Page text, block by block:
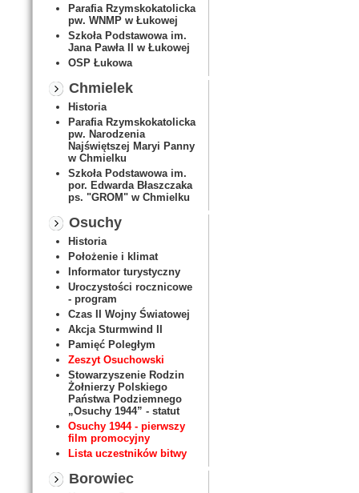
Parafia Rzymskokatolicka
pw. WNMP w Łukowej
Szkoła Podstawowa im.
Jana Pawła II w Łukowej
OSP Łukowa
Chmielek
Historia
Parafia Rzymskokatolicka
pw. Narodzenia
Najświętszej Maryi Panny
w Chmielku
Szkoła Podstawowa im.
por. Edwarda Błaszczaka
ps. "GROM" w Chmielku
Osuchy
Historia
Położenie i klimat
Informator turystyczny
Uroczystości rocznicowe
- program
Czas II Wojny Światowej
Akcja Sturmwind II
Pamięć Poległym
Zeszyt Osuchowski
Stowarzyszenie Rodzin
Żołnierzy Polskiego
Państwa Podziemnego
„Osuchy 1944” - statut
Osuchy 1944 - pierwszy
film promocyjny
Lista uczestników bitwy
Borowiec